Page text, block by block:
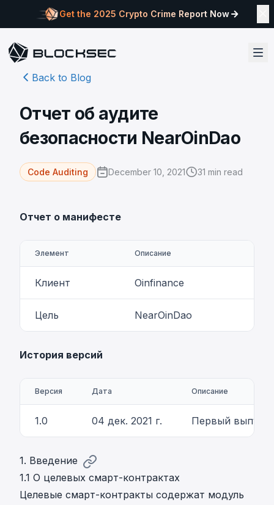
Get the 2025 Crypto Crime Report Now
Back to Blog
Отчет об аудите
безопасности NearOinDao
Code Auditing December 10, 2021 31 min read
Отчет о манифесте
Элемент Описание
Клиент Oinfinance
Цель NearOinDao
История версий
Версия Дата Описание
1.0 04 дек. 2021 г. Первый выпуск
1. Введение
1.1 О целевых смарт-контрактах
Целевые смарт-контракты содержат модуль